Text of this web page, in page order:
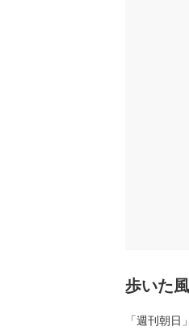
歩いた
「週刊朝